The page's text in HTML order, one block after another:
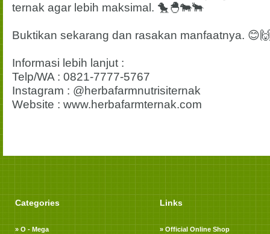
ternak agar lebih maksimal. 🐤🐣🐄🐂
Buktikan sekarang dan rasakan manfaatnya.
Informasi lebih lanjut :
Telp/WA : 0821-7777-5767
Instagram : @herbafarmnutrisiternak
Website : www.herbafarmternak.com
Categories
» O - Mega
Links
» Official Online Shop